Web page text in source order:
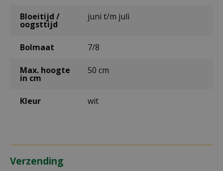
Bloeitijd /
oogsttijd
juni t/m juli
Bolmaat 7/8
Max. hoogte
in cm
50 cm
Kleur wit
Verzending